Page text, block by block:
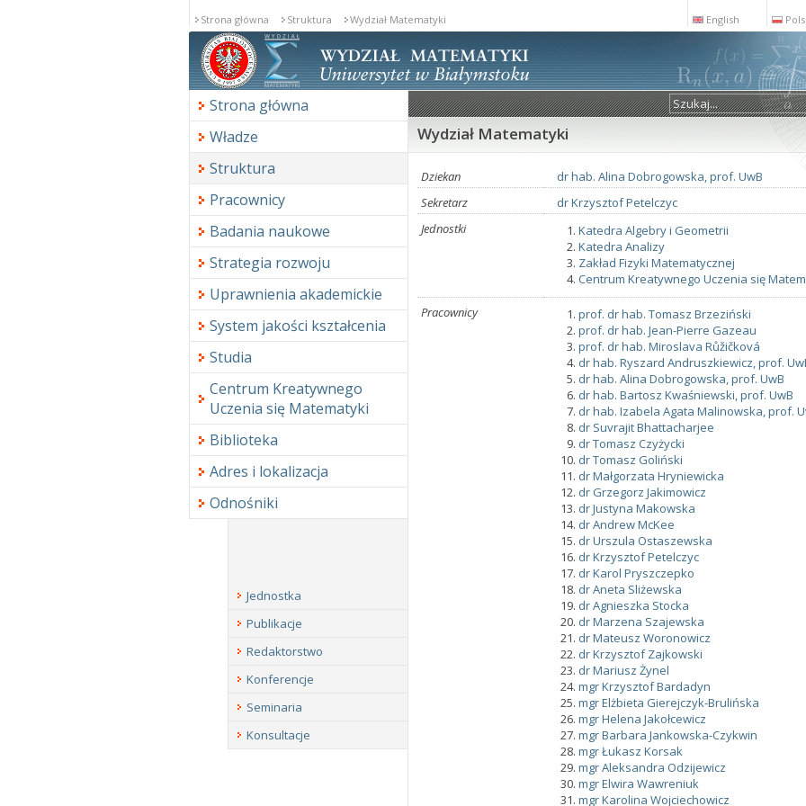
Strona główna Struktura Wydział Matematyki English
Strona główna
Władze
Struktura
Pracownicy
Badania naukowe
Strategia rozwoju
Uprawnienia akademickie
System jakości kształcenia
Studia
Centrum Kreatywnego
Uczenia się Matematyki
Biblioteka
Adres i lokalizacja
Odnośniki
Wydział Matematyki
Dziekan
dr hab. Alina Dobrogowska, prof. UwB
Sekretarz
dr Krzysztof Petelczyc
Jednostki
Katedra Algebry i Geometrii
Katedra Analizy
Zakład Fizyki Matematycznej
Centrum Kreatywnego Uczenia się
Pracownicy
prof. dr hab. Tomasz Brzeziński
prof. dr hab. Jean-Pierre Gazeau
prof. dr hab. Miroslava Růžičková
dr hab. Ryszard Andruszkiewicz, prof.
dr hab. Alina Dobrogowska, prof. UwB
dr hab. Bartosz Kwaśniewski, prof. UwB
dr hab. Izabela Agata Malinowska, prof.
dr Suvrajit Bhattacharjee
dr Tomasz Czyżycki
dr Tomasz Goliński
dr Małgorzata Hryniewicka
dr Grzegorz Jakimowicz
dr Justyna Makowska
dr Andrew McKee
dr Urszula Ostaszewska
dr Krzysztof Petelczyc
dr Karol Pryszczepko
dr Aneta Sliżewska
dr Agnieszka Stocka
dr Marzena Szajewska
dr Mateusz Woronowicz
dr Krzysztof Zajkowski
dr Mariusz Żynel
mgr Krzysztof Bardadyn
mgr Elżbieta Gierejczyk-Brulińska
mgr Helena Jakołcewicz
mgr Barbara Jankowska-Czykwin
mgr Łukasz Korsak
mgr Aleksandra Odzijewicz
mgr Elwira Wawreniuk
mgr Karolina Wojciechowicz
Jednostka
Publikacje
Redaktorstwo
Konferencje
Seminaria
Konsultacje